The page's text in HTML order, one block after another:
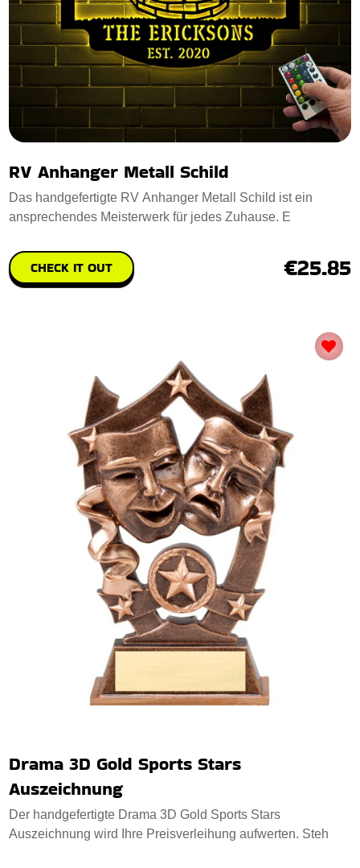
RV Anhanger Metall Schild
Das handgefertigte RV Anhanger Metall Schild ist ein
ansprechendes Meisterwerk für jedes Zuhause. E
CHECK IT OUT €25.85
Drama 3D Gold Sports Stars
Auszeichnung
Der handgefertigte Drama 3D Gold Sports Stars
Auszeichnung wird Ihre Preisverleihung aufwerten. Steh